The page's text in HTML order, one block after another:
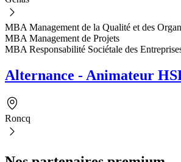
MBA Management de la Qualité et des
MBA Management de Projets
MBA Responsabilité Sociétale des
Alternance - Animateur
Roncq